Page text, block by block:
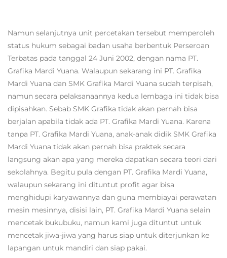
Namun selanjutnya unit percetakan tersebut memperoleh
status hukum sebagai badan usaha berbentuk Perseroan
Terbatas pada tanggal 24 Juni 2002, dengan nama PT.
Grafika Mardi Yuana. Walaupun sekarang ini PT. Grafika
Mardi Yuana dan SMK Grafika Mardi Yuana sudah terpisah,
namun secara pelaksanaannya kedua lembaga ini tidak bisa
dipisahkan. Sebab SMK Grafika tidak akan pernah bisa
berjalan apabila tidak ada PT. Grafika Mardi Yuana. Karena
tanpa PT. Grafika Mardi Yuana, anak-anak didik SMK Grafika
Mardi Yuana tidak akan pernah bisa praktek secara
langsung akan apa yang mereka dapatkan secara teori dari
sekolahnya. Begitu pula dengan PT. Grafika Mardi Yuana,
walaupun sekarang ini dituntut profit agar bisa
menghidupi karyawannya dan guna membiayai perawatan
mesin mesinnya, disisi lain, PT. Grafika Mardi Yuana selain
mencetak bukubuku, namun kami juga dituntut untuk
mencetak jiwa-jiwa yang harus siap untuk diterjunkan ke
lapangan untuk mandiri dan siap pakai.